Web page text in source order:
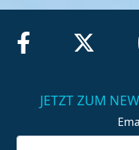
JETZT ZUM